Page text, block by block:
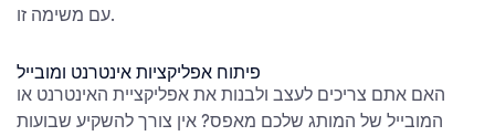
עם משימה זו.
פיתוח אפליקציות אינטרנט ומובייל
האם אתם צריכים לעצב ולבנות את אפליקציית האינטרנט או
המובייל של המותג שלכם מאפס? אין צורך להשקיע שבועות